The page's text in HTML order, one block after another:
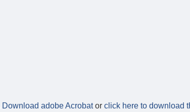
Download adobe Acrobator click here to download